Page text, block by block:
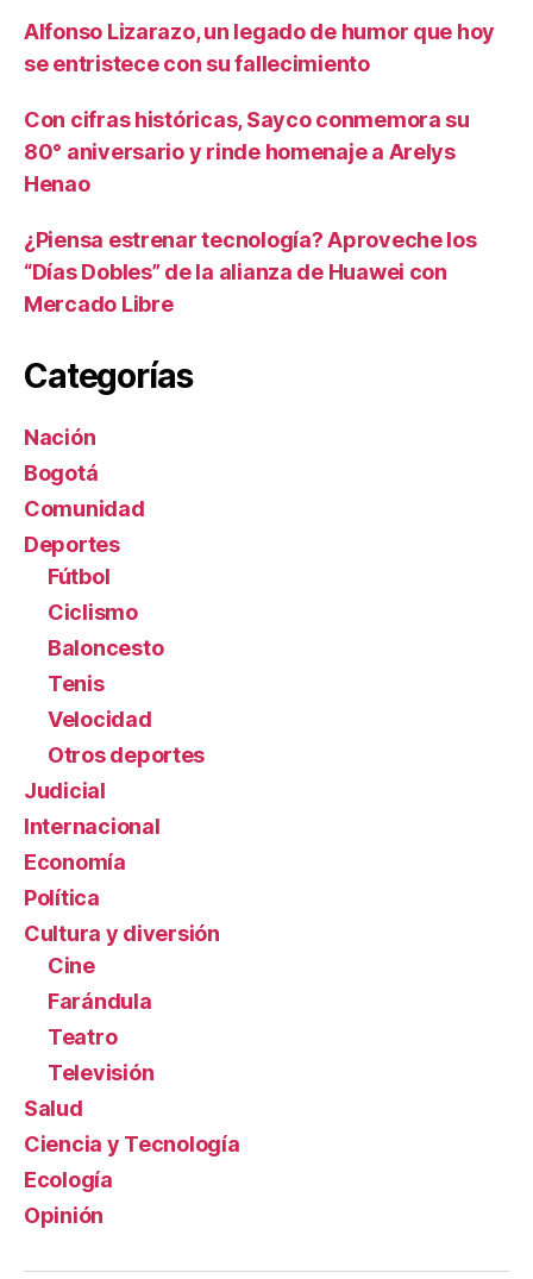
Alfonso Lizarazo, un legado de humor que hoy
se entristece con su fallecimiento
Con cifras históricas, Sayco conmemora su
80° aniversario y rinde homenaje a Arelys
Henao
¿Piensa estrenar tecnología? Aproveche los
“Días Dobles” de la alianza de Huawei con
Mercado Libre
Categorías
Nación
Bogotá
Comunidad
Deportes
Fútbol
Ciclismo
Baloncesto
Tenis
Velocidad
Otros deportes
Judicial
Internacional
Economía
Política
Cultura y diversión
Cine
Farándula
Teatro
Televisión
Salud
Ciencia y Tecnología
Ecología
Opinión